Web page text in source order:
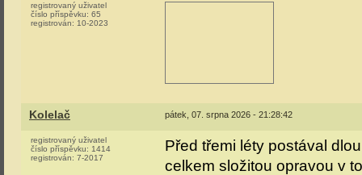
registrovaný uživatel
číslo příspěvku: 65
registrován: 10-2023
Kolelač pátek, 07. srpna 2026 - 21:28:42
registrovaný uživatel
číslo příspěvku: 1414
registrován: 7-2017
Před třemi léty postával
celkem složitou opravou v